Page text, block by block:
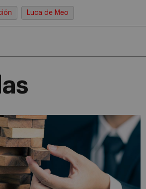
Luca de Meo